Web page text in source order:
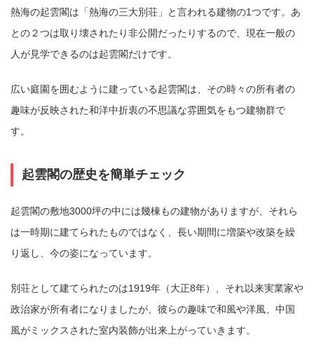
熱海の起雲閣は「熱海の三大別荘」と言われる建物の1つです。あ
との２つは取り壊されたり非公開だったりするので、現在一般の
人が見学できるのは起雲閣だけです。
広い庭園を囲むように建っている起雲閣は、その時々の所有者の
趣味が反映された和洋中折衷の不思議な雰囲気をもつ建物群で
す。
起雲閣の歴史を簡単チェック
起雲閣の敷地3000坪の中には幾棟もの建物がありますが、それら
は一時期に建てられたものではなく、長い期間に増築や改築を繰
り返し、今の姿になっています。
別荘として建てられたのは1919年（大正8年）、それ以来実業家や
政治家が所有者になりましたが、彼らの趣味で和風や洋風、中国
風がミックスされた室内装飾が出来上がっていきます。